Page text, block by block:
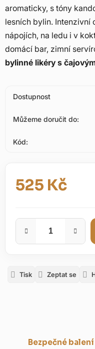
aromaticky, s tóny
lesních bylin.
nápojích, na ledu i v
domácí bar, zimní
bylinné likéry s
Dostupnost
Můžeme doručit do:
Kód:
525 Kč
Měrná cena:
Tisk Zeptat se
Bezpečné balení